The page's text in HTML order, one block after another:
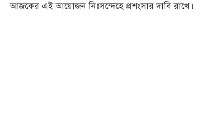
আজকের এই আয়োজন নিঃসন্দেহে প্রশংসার দাবি রাখে।